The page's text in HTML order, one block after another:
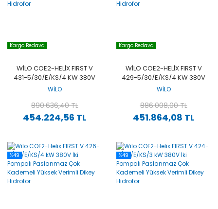
Kargo Bedava
WILO COE2-HELIX FIRST V
431-5/30/E/KS/4 KW 380V
İKI POMPALI PASLANMAZ
VERIMLI DIKEY HIDROFOR
WİLO
454.224,56 TL
890.636,40 TL
Kargo Bedava
WILO COE2-HELIX FIRST V
429-5/30/E/KS/4 KW 380V
İKI POMPALI PASLANMAZ
VERIMLI DIKEY HIDROFOR
WİLO
451.864,08 TL
886.008,00 TL
%49 %49